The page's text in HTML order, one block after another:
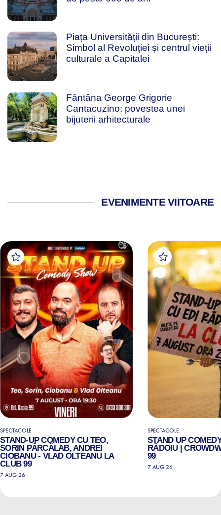
Piața Universității din București:
Simbol al Revoluției și centrul vieții
culturale a Capitalei
Fântâna George Grigorie
Cantacuzino: povestea unei
bijuterii arhitecturale
EVENIMENTE VIITOARE
SPECTACOLE
STAND-UP COMEDY CU TEO,
SORIN PÂRCĂLAB, ANDREI
CIOBANU - VLAD OLTEANU LA
CLUB 99
7 AUG 26
SPECTACOLE
STAND UP
RĂDOIU |
99
7 AUG 26